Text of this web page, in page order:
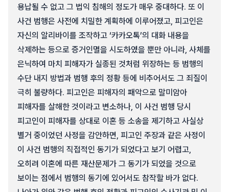
용납될 수 없고 그 법익 침해의 정도가 매우 중대하다. 또 이
사건 범행은 사전에 치밀한 계획하에 이루어졌고, 피고인은
자신의 알리바이를 조작하고 ‘카카오톡’의 대화 내용을
삭제하는 등으로 증거인멸을 시도하였을 뿐만 아니라, 사체를
은닉하여 마치 피해자가 실종된 것처럼 위장하는 등 범행의
수단 내지 방법과 범행 후의 정황 등에 비추어서도 그 죄질이
극히 불량하다. 피고인은 피해자의 패악으로 말미암아
피해자를 살해한 것이라고 변소하나, 이 사건 범행 당시
피고인이 피해자를 상대로 이혼 등 소송을 제기하고 사실상
별거 중이었던 사정을 감안하면, 피고인 주장과 같은 사정이
이 사건 범행의 직접적인 동기가 되었다고 보기 어렵고,
오히려 이혼에 따른 재산문제가 그 동기가 되었을 것으로
보이는 점에서 범행의 동기에 있어서도 참작할 바가 없다.